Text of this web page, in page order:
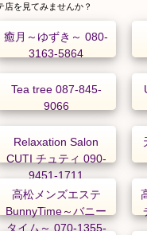
を見てみませんか？
癒月～ゆずき～ 080-
3163-5864
Tea tree 087-845-
9066
Relaxation Salon
CUTI チュティ 090-
9451-1711
高松メンズエステ
BunnyTime～バニー
タイム～ 070-1355-